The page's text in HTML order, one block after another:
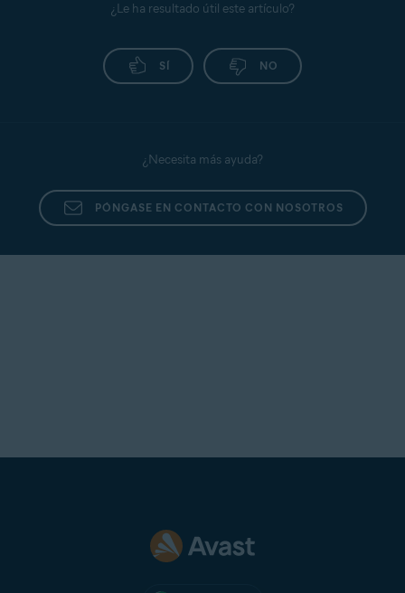
¿Le ha resultado útil este artículo?
SÍ NO
¿Necesita más ayuda?
PÓNGASE EN CONTACTO CON NOSOTROS